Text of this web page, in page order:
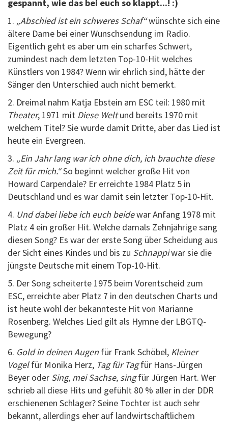
gespannt, wie das bei euch so klappt...! :)
1. „Abschied ist ein schweres Schaf“wünschte sich eine
ältere Dame bei einer Wunschsendung im Radio.
Eigentlich geht es aber um ein scharfes Schwert,
zumindest nach dem letzten Top-10-Hit welches
Künstlers von 1984? Wenn wir ehrlich sind, hätte der
Sänger den Unterschied auch nicht bemerkt.
2. Dreimal nahm Katja Ebstein am ESC teil: 1980 mit
Theater, 1971 mit Diese Weltund bereits 1970 mit
welchem Titel? Sie wurde damit Dritte, aber das Lied ist
heute ein Evergreen.
3. „Ein Jahr lang war ich ohne dich, ich brauchte diese
Zeit für mich.“So beginnt welcher große Hit von
Howard Carpendale? Er erreichte 1984 Platz 5 in
Deutschland und es war damit sein letzter Top-10-Hit.
4. Und dabei liebe ich euch beidewar Anfang 1978 mit
Platz 4 ein großer Hit. Welche damals Zehnjährige sang
diesen Song? Es war der erste Song über Scheidung aus
der Sicht eines Kindes und bis zu Schnappiwar sie die
jüngste Deutsche mit einem Top-10-Hit.
5. Der Song scheiterte 1975 beim Vorentscheid zum
ESC, erreichte aber Platz 7 in den deutschen Charts und
ist heute wohl der bekannteste Hit von Marianne
Rosenberg. Welches Lied gilt als Hymne der LBGTQ-
Bewegung?
6. Gold in deinen Augen für Frank Schöbel, Kleiner
Vogelfür Monika Herz, Tag für Tagfür Hans-Jürgen
Beyer oder Sing, mei Sachse, singfür Jürgen Hart. Wer
schrieb all diese Hits und gefühlt 80 % aller in der DDR
erschienenen Schlager? Seine Tochter ist auch sehr
bekannt, allerdings eher auf landwirtschaftlichem